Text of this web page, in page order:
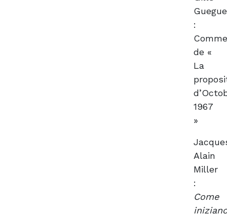
:
de «
La
1967
»
Alain
Miller
:
Come